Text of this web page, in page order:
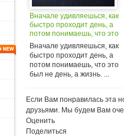
Вначале удивляешься, как
быстро проходит день, а
потом понимаешь, что это
был не день, а жизнь.
Вначале удивляешься, как
быстро проходит день, а
потом понимаешь, что это
был не день, а жизнь. ...
Если Вам понравилась эта
друзьями. Мы будем Вам
Оценить
Поделиться